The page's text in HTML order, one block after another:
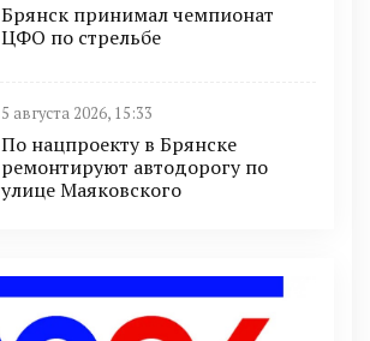
Брянск принимал чемпионат
ЦФО по стрельбе
5 августа 2026, 15:33
По нацпроекту в Брянске
ремонтируют автодорогу по
улице Маяковского